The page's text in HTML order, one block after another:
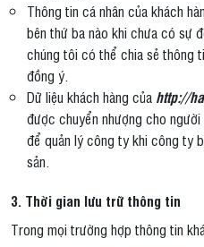
Thông tin cá nhân của khách
bên thứ ba nào khi chưa có sự
chúng tôi có thể chia sẻ thông
đồng ý.
Dữ liệu khách hàng của http://
được chuyển nhượng cho
để quản lý công ty khi công ty
sản.
3. Thời gian lưu trữ thông tin
Trong mọi trường hợp thông tin